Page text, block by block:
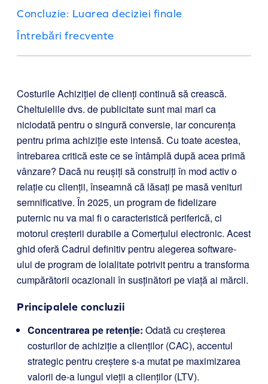
Concluzie: Luarea deciziei finale
Întrebări frecvente
Costurile Achiziției de clienți continuă să crească.
Cheltuielile dvs. de publicitate sunt mai mari ca
niciodată pentru o singură conversie, iar concurența
pentru prima achiziție este intensă. Cu toate acestea,
întrebarea critică este ce se întâmplă după acea primă
vânzare? Dacă nu reușiți să construiți în mod activ o
relație cu clienții, înseamnă că lăsați pe masă venituri
semnificative. În 2025, un program de fidelizare
puternic nu va mai fi o caracteristică periferică, ci
motorul creșterii durabile a Comerțului electronic. Acest
ghid oferă Cadrul definitiv pentru alegerea software-
ului de program de loialitate potrivit pentru a transforma
cumpărătorii ocazionali în susținători pe viață ai mărcii.
Principalele concluzii
Concentrarea pe retenție: Odată cu creșterea
costurilor de achiziție a clienților (CAC), accentul
strategic pentru creștere s-a mutat pe maximizarea
valorii de-a lungul vieții a clienților (LTV).